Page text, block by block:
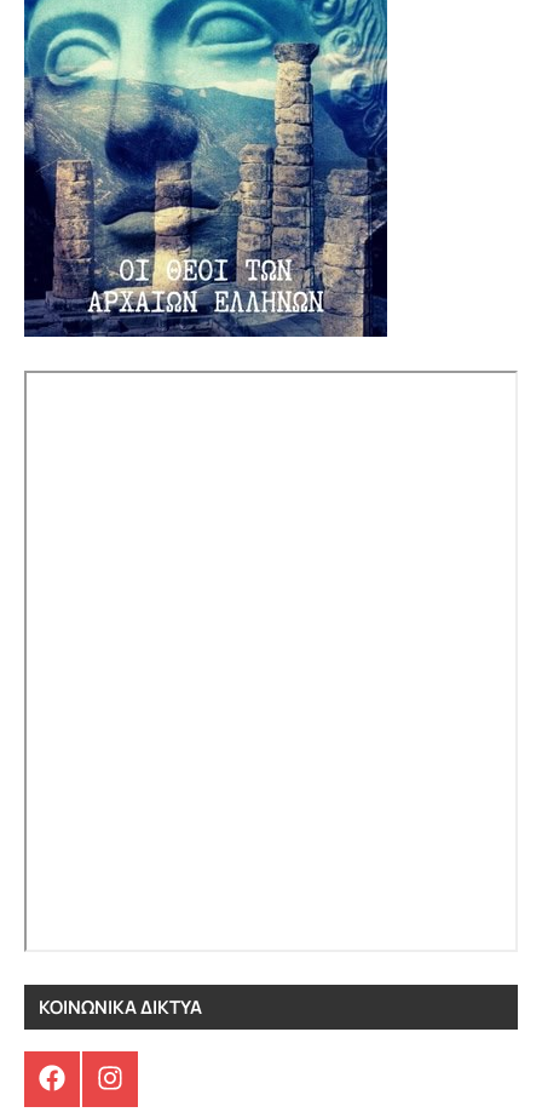
ΚΟΙΝΩΝΙΚΑ ΔΙΚΤΥΑ
FacebookInstagram